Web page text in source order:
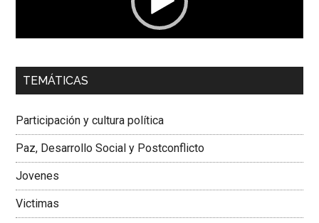
00:00 01:04
Dra. Carolina Corcho Mejía,Presidenta Corporación
Colombiana
TEMÁTICAS
Participación y cultura política
Paz, Desarrollo Social y Postconflicto
Jovenes
Victimas